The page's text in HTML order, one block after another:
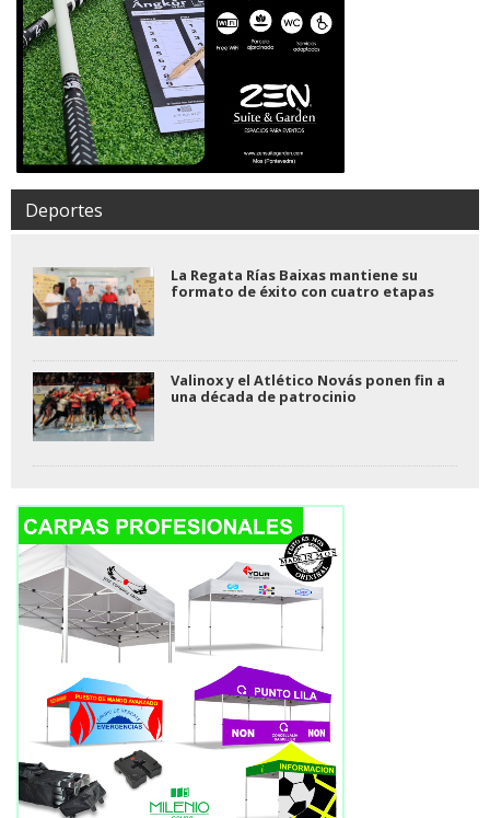
Deportes
La Regata Rías Baixas mantiene su
formato de éxito con cuatro etapas
Valinox y el Atlético Novás ponen fin a
una década de patrocinio